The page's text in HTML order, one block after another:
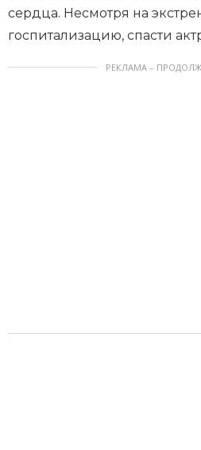
сердца. Несмотря на
госпитализацию, спасти
РЕКЛАМА –